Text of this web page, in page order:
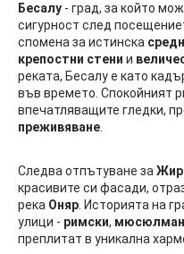
Бесалу - град, за който
сигурност след
спомена за истинска
крепостни стени и
реката, Бесалу е като
във времето. Спокойният
впечатляващите гледки,
преживяване
Следва отпътуване за
красивите си фасади,
река Оняр . Историята на
улици - римски,
преплитат в уникална